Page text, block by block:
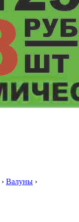
› Валуны ›